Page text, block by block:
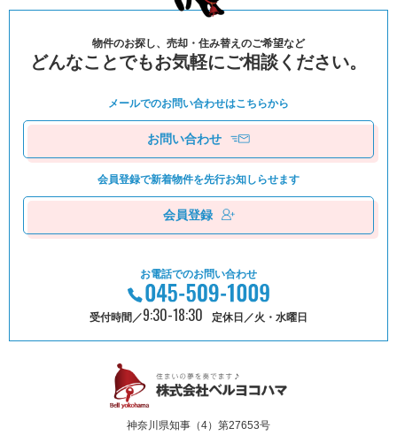
物件のお探し、売却・住み替えのご希望など
どんなことでもお気軽にご相談ください。
メールでのお問い合わせはこちらから
お問い合わせ
会員登録で新着物件を先⾏お知しらせます
会員登録
お電話でのお問い合わせ
受付時間／9:30-18:30 定休日／火・水曜日
神奈川県知事（4）第27653号